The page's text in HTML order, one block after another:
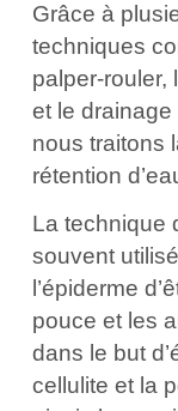
Grâce à
techniques
palper-rouler,
et le
nous traitons
rétention
La technique
souvent
l’épiderme
pouce et les
dans le but
cellulite et la